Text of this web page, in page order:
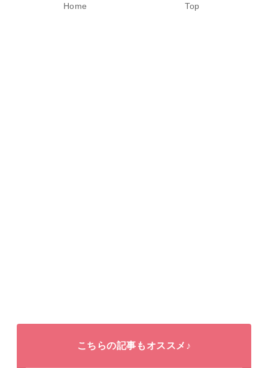
Home Top
こちらの記事もオススメ♪